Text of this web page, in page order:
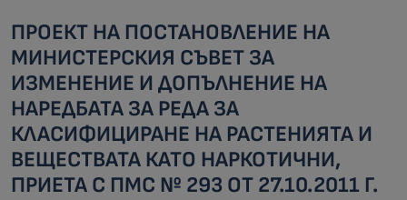
ПРОЕКТ НА ПОСТАНОВЛЕНИЕ НА
МИНИСТЕРСКИЯ СЪВЕТ ЗА
ИЗМЕНЕНИЕ И ДОПЪЛНЕНИЕ НА
НАРЕДБАТА ЗА РЕДА ЗА
КЛАСИФИЦИРАНЕ НА РАСТЕНИЯТА И
ВЕЩЕСТВАТА КАТО НАРКОТИЧНИ,
ПРИЕТА С ПМС № 293 ОТ 27.10.2011 Г.